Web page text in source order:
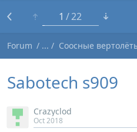
1 22
Forum Соосные
Sabotech s909
Crazyclod
Oct 2018